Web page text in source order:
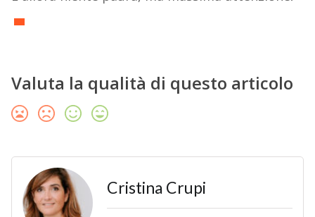
Valuta la qualità di questo articolo
Cristina Crupi